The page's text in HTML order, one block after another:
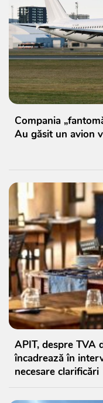
Compania
Au găsit un avion
APIT, despre TVA
încadrează în
necesare clarificări